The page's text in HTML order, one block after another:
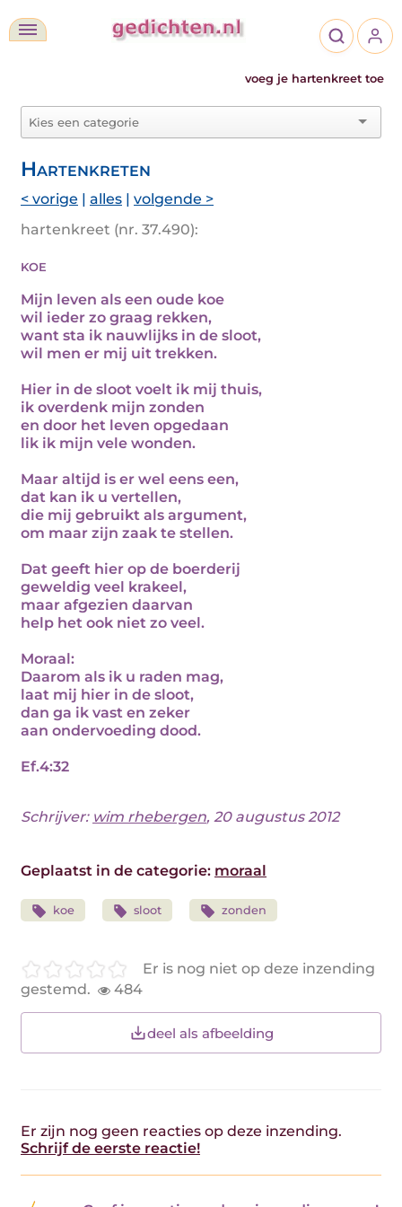
voeg je hartenkreet toe
Hartenkreten
< vorige | alles | volgende >
hartenkreet (nr. 37.490):
koe
Mijn leven als een oude koe
wil ieder zo graag rekken,
want sta ik nauwlijks in de sloot,
wil men er mij uit trekken.
Hier in de sloot voelt ik mij thuis,
ik overdenk mijn zonden
en door het leven opgedaan
lik ik mijn vele wonden.
Maar altijd is er wel eens een,
dat kan ik u vertellen,
die mij gebruikt als argument,
om maar zijn zaak te stellen.
Dat geeft hier op de boerderij
geweldig veel krakeel,
maar afgezien daarvan
help het ook niet zo veel.
Moraal:
Daarom als ik u raden mag,
laat mij hier in de sloot,
dan ga ik vast en zeker
aan ondervoeding dood.
Ef.4:32
Schrijver: wim rhebergen, 20 augustus 2012
Geplaatst in de categorie: moraal
koe sloot zonden
Er is nog niet op deze inzending
gestemd.
484
deel als afbeelding
Er zijn nog geen reacties op deze inzending.
Schrijf de eerste reactie!